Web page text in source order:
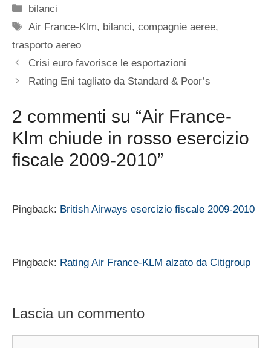
Categorie
bilanci
Tag
Air France-Klm, bilanci,compagnie aeree,
trasporto aereo
Crisi euro favorisce le esportazioni
Rating Eni tagliato da Standard & Poor’s
2 commenti su “Air France-
Klm chiude in rosso esercizio
fiscale 2009-2010”
Pingback: British Airways esercizio fiscale 2009-2010
Pingback: Rating Air France-KLM alzato da Citigroup
Lascia un commento